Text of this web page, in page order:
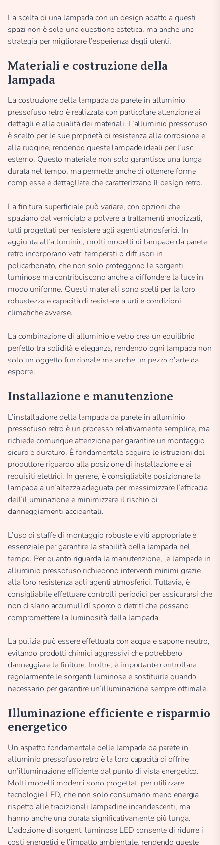
La scelta di una lampada con un design adatto a questi
spazi non è solo una questione estetica, ma anche una
strategia per migliorare l’esperienza degli utenti.
Materiali e costruzione della
lampada
La costruzione della lampada da parete in alluminio
pressofuso retro è realizzata con particolare attenzione ai
dettagli e alla qualità dei materiali. L’alluminio pressofuso
è scelto per le sue proprietà di resistenza alla corrosione e
alla ruggine, rendendo queste lampade ideali per l’uso
esterno. Questo materiale non solo garantisce una lunga
durata nel tempo, ma permette anche di ottenere forme
complesse e dettagliate che caratterizzano il design retro.
La finitura superficiale può variare, con opzioni che
spaziano dal verniciato a polvere a trattamenti anodizzati,
tutti progettati per resistere agli agenti atmosferici. In
aggiunta all’alluminio, molti modelli di lampade da parete
retro incorporano vetri temperati o diffusori in
policarbonato, che non solo proteggono le sorgenti
luminose ma contribuiscono anche a diffondere la luce in
modo uniforme. Questi materiali sono scelti per la loro
robustezza e capacità di resistere a urti e condizioni
climatiche avverse.
La combinazione di alluminio e vetro crea un equilibrio
perfetto tra solidità e eleganza, rendendo ogni lampada non
solo un oggetto funzionale ma anche un pezzo d’arte da
esporre.
Installazione e manutenzione
L’installazione della lampada da parete in alluminio
pressofuso retro è un processo relativamente semplice, ma
richiede comunque attenzione per garantire un montaggio
sicuro e duraturo. È fondamentale seguire le istruzioni del
produttore riguardo alla posizione di installazione e ai
requisiti elettrici. In genere, è consigliabile posizionare la
lampada a un’altezza adeguata per massimizzare l’efficacia
dell’illuminazione e minimizzare il rischio di
danneggiamenti accidentali.
L’uso di staffe di montaggio robuste e viti appropriate è
essenziale per garantire la stabilità della lampada nel
tempo. Per quanto riguarda la manutenzione, le lampade in
alluminio pressofuso richiedono interventi minimi grazie
alla loro resistenza agli agenti atmosferici. Tuttavia, è
consigliabile effettuare controlli periodici per assicurarsi che
non ci siano accumuli di sporco o detriti che possano
compromettere la luminosità della lampada.
La pulizia può essere effettuata con acqua e sapone neutro,
evitando prodotti chimici aggressivi che potrebbero
danneggiare le finiture. Inoltre, è importante controllare
regolarmente le sorgenti luminose e sostituirle quando
necessario per garantire un’illuminazione sempre ottimale.
Illuminazione efficiente e risparmio
energetico
Un aspetto fondamentale delle lampade da parete in
alluminio pressofuso retro è la loro capacità di offrire
un’illuminazione efficiente dal punto di vista energetico.
Molti modelli moderni sono progettati per utilizzare
tecnologie LED, che non solo consumano meno energia
rispetto alle tradizionali lampadine incandescenti, ma
hanno anche una durata significativamente più lunga.
L’adozione di sorgenti luminose LED consente di ridurre i
costi energetici e l’impatto ambientale, rendendo queste